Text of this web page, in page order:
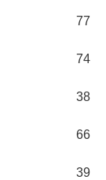
77
74
38
66
39